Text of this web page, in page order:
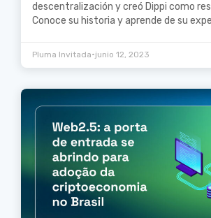
descentralización y creó Dippi como
Conoce su historia y aprende de su
Pluma Invitada•junio 12, 2023